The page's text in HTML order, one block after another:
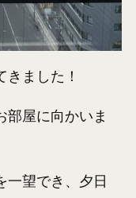
ました！
部屋に向かいま
一望でき、夕日